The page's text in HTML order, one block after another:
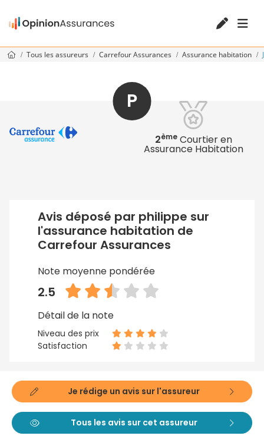
Tous les assureurs Carrefour Assurances Assurance habitation
P
Avis déposé par philippe sur
l'assurance habitation de
Carrefour Assurances
Note moyenne pondérée
2.5
Détail de la note
Niveau des prix
Satisfaction
2ème Courtier en
Assurance Habitation
Je rédige un avis sur l'assureur
Tous les avis sur cet assureur